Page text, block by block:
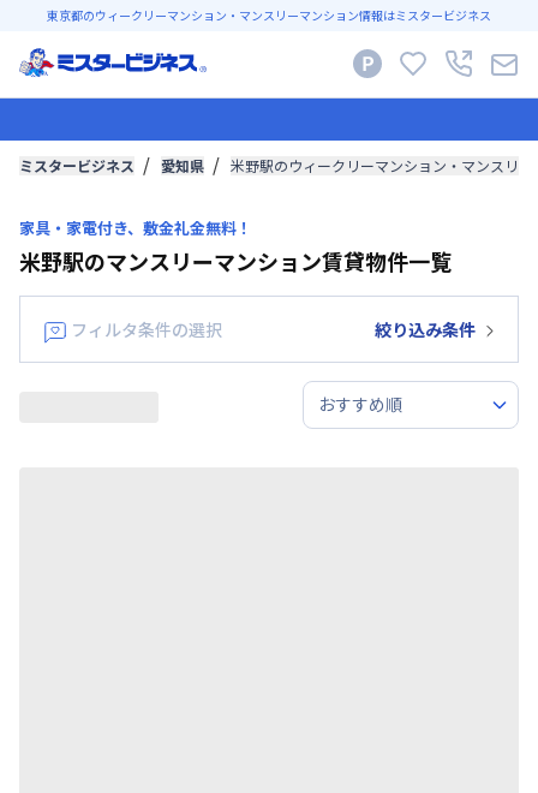
東京都のウィークリーマンション・マンスリーマンション情報はミスタービジネス
ミスタービジネス 愛知県 米野駅のウィークリーマンション・マンスリ
家具・家電付き、敷金礼金無料！
米野駅のマンスリーマンション賃貸物件一覧
フィルタ条件の選択 絞り込み条件